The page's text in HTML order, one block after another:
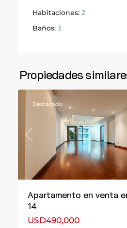
Habitaciones: 2
Baños: 3
Propiedades
Guatemala
Previous
Destacado
Apartamento en venta
14
USD490,000